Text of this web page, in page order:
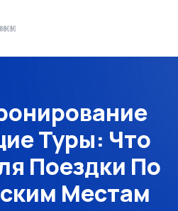
Туры: Что
Поездки По
Местам